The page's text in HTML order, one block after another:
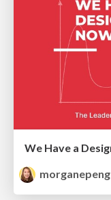
We Have a
morganepeng